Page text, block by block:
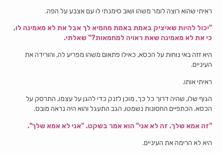
ראיתי שהוא רוצה לומר משהו ושוב סימנתי לו עם אצבע על הפה.
"יכול להיות שאיציק באמת באמת מחמיא לך אבל את לא מאמינה לו,
כי את לא מאמינה שאת ראויה למחמאות?" שאלתי.
היא זזה באי נוחות על הכסא, כאילו פתאום משהו מפריע לה, והורידה את
העיניים.
ראיתי אותו.
הגוף שלו, שהיה דרוך כל כך, מוכן לזנק כדי להגן על עצמו, התרסק על
הכסא. הכתפיים החסונות נשמטו, הגב התעגל והוא היה נראה מובס.
"זה אמא שלך. זה לא אני" הוא אמר בשקט. "אני לא אמא שלך".
היא לא הרימה את העיניים.